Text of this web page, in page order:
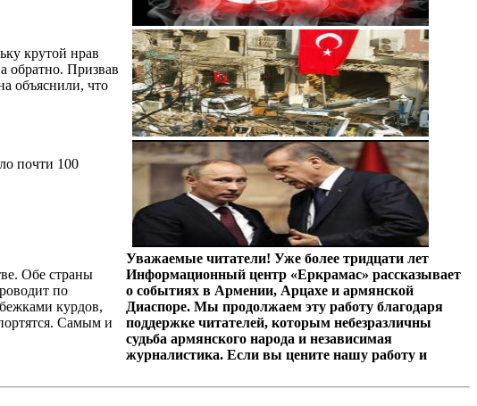
крутой нрав
обратно. Призвав
объяснили, что
почти 100
Обе страны
по
курдов,
Самым и
Уважаемые читатели! Уже более тридцати лет
Информационный центр «Еркрамас» рассказывает
о событиях в Армении, Арцахе и армянской
Диаспоре. Мы продолжаем эту работу благодаря
поддержке читателей, которым небезразличны
судьба армянского народа и независимая
журналистика. Если вы цените нашу работу и